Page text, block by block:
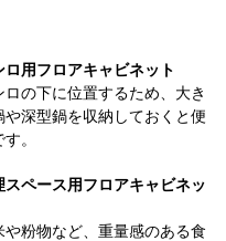
ロ用フロアキャビネット
ロの下に位置するため、大き
や深型鍋を収納しておくと便
。
スペース用フロアキャビネッ
や粉物など、重量感のある食